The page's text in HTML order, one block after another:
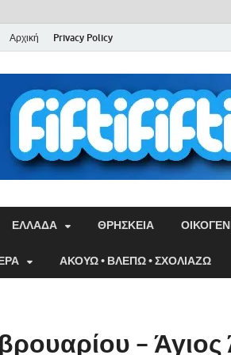
Αρχική Privacy Policy
ΕΛΛΑΔΑ ΘΡΗΣΚΕΙΑ
ΑΚΟΥΩ • ΒΛΕΠΩ • ΣΧΟΛΙΑΖΩ
– Άγιος